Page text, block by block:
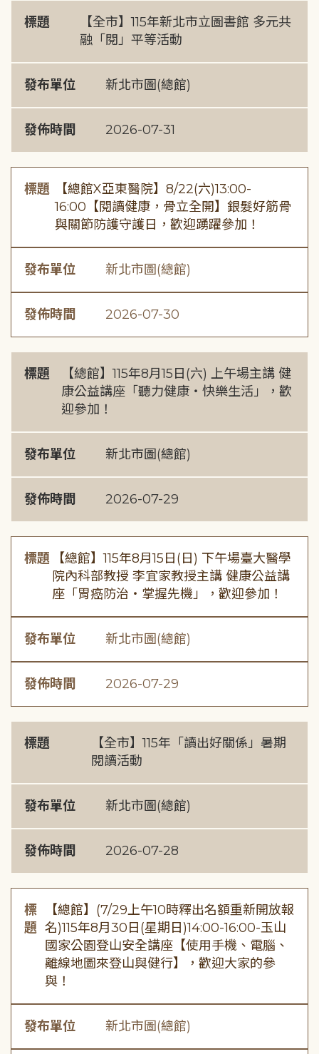
標題
【全市】115年新北市立圖書館 多元共
融「閱」平等活動
發布單位 新北市圖(總館)
發佈時間 2026-07-31
標題
【總館X亞東醫院】8/22(六)13:00-
16:00【閱讀健康，骨立全開】銀髮好筋骨
與關節防護守護日，歡迎踴躍參加！
發布單位 新北市圖(總館)
發佈時間 2026-07-30
標題
【總館】115年8月15日(六) 上午場主講 健
康公益講座「聽力健康・快樂生活」，歡
迎參加！
發布單位 新北市圖(總館)
發佈時間 2026-07-29
標題
【總館】115年8月15日(日) 下午場臺大醫學
院內科部教授 李宜家教授主講 健康公益講
座「胃癌防治・掌握先機」，歡迎參加！
發布單位 新北市圖(總館)
發佈時間 2026-07-29
標題
【全市】115年「讀出好關係」暑期
閱讀活動
發布單位 新北市圖(總館)
發佈時間 2026-07-28
標
題
【總館】(7/29上午10時釋出名額重新開放報
名)115年8月30日(星期日)14:00-16:00-玉山
國家公園登山安全講座【使用手機、電腦、
離線地圖來登山與健行】，歡迎大家的參
與！
發布單位 新北市圖(總館)